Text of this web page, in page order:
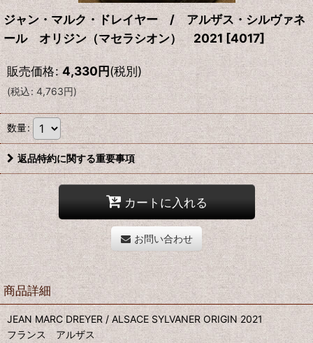
ジャン・マルク・ドレイヤー / アルザス・シルヴァネ
ール オリジン（マセラシオン） 2021 [4017]
販売価格: 4,330円(税別)
(税込: 4,763円)
数量:
返品特約に関する重要事項
カートに入れる
お問い合わせ
商品詳細
JEAN MARC DREYER / ALSACE SYLVANER ORIGIN 2021
フランス アルザス